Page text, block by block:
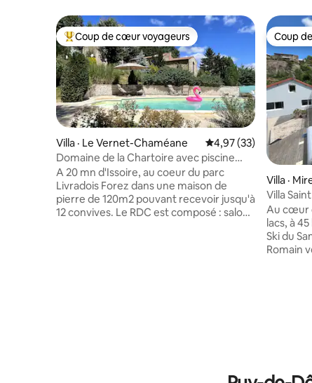
Coup de cœur voyageurs parmi les plus aimés
Coup de cœur voyageurs
Villa · Le Vernet-Chaméane Note moyenne de
4,97 (33)
Domaine de la Chartoire avec piscine
chauffée
A 20 mn d'Issoire, au coeur du parc
Livradois Forez dans une maison de
pierre de 120m2 pouvant recevoir jusqu'à
12 convives. Le RDC est composé : salon
Coup
Coup
Villa ·
Villa
Au cœur
lacs, à
Ski du
Romain